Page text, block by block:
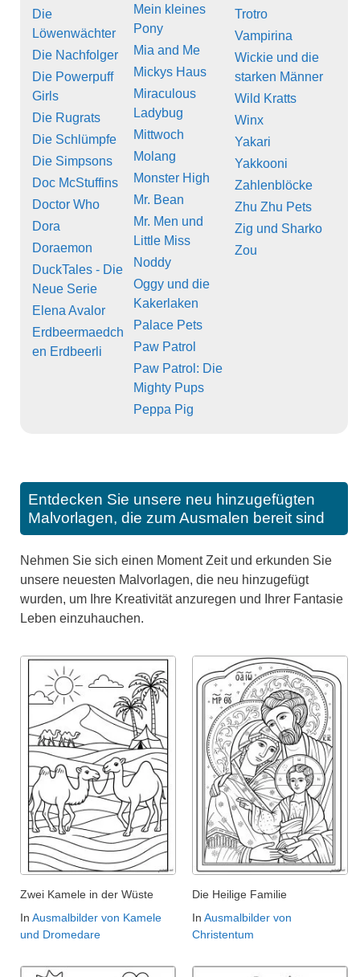
Die
Löwenwächter
Die Nachfolger
Die Powerpuff
Girls
Die Rugrats
Die Schlümpfe
Die Simpsons
Doc McStuffins
Doctor Who
Dora
Doraemon
DuckTales - Die
Neue Serie
Elena Avalor
Erdbeermaedch
en Erdbeerli
Mein kleines
Pony
Mia and Me
Mickys Haus
Miraculous
Ladybug
Mittwoch
Molang
Monster High
Mr. Bean
Mr. Men und
Little Miss
Noddy
Oggy und die
Kakerlaken
Palace Pets
Paw Patrol
Paw Patrol: Die
Mighty Pups
Peppa Pig
Trotro
Vampirina
Wickie und die
starken Männer
Wild Kratts
Winx
Yakari
Yakkooni
Zahlenblöcke
Zhu Zhu Pets
Zig und Sharko
Zou
Entdecken Sie unsere neu hinzugefügten
Malvorlagen, die zum Ausmalen bereit sind
Nehmen Sie sich einen Moment Zeit und erkunden Sie
unsere neuesten Malvorlagen, die neu hinzugefügt
wurden, um Ihre Kreativität anzuregen und Ihrer Fantasie
Leben einzuhauchen.
Zwei Kamele in der Wüste
In Ausmalbilder von Kamele
und Dromedare
Die Heilige Familie
In Ausmalbilder von
Christentum